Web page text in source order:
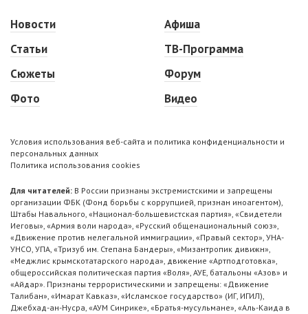
Новости
Статьи
Сюжеты
Фото
Афиша
ТВ-Программа
Форум
Видео
Условия использования веб-сайта и политика конфиденциальности и
персональных данных
Политика использования cookies
Для читателей: В России признаны экстремистскими и запрещены
организации ФБК (Фонд борьбы с коррупцией, признан иноагентом),
Штабы Навального, «Национал-большевистская партия», «Свидетели
Иеговы», «Армия воли народа», «Русский общенациональный союз»,
«Движение против нелегальной иммиграции», «Правый сектор», УНА-
УНСО, УПА, «Тризуб им. Степана Бандеры», «Мизантропик дивижн»,
«Меджлис крымскотатарского народа», движение «Артподготовка»,
общероссийская политическая партия «Воля», АУЕ, батальоны «Азов» и
«Айдар». Признаны террористическими и запрещены: «Движение
Талибан», «Имарат Кавказ», «Исламское государство» (ИГ, ИГИЛ),
Джебхад-ан-Нусра, «АУМ Синрике», «Братья-мусульмане», «Аль-Каида в